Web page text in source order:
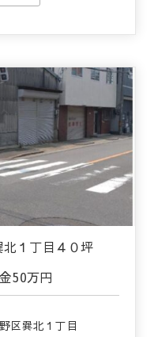
１丁目４０坪
50万円
区巽北１丁目